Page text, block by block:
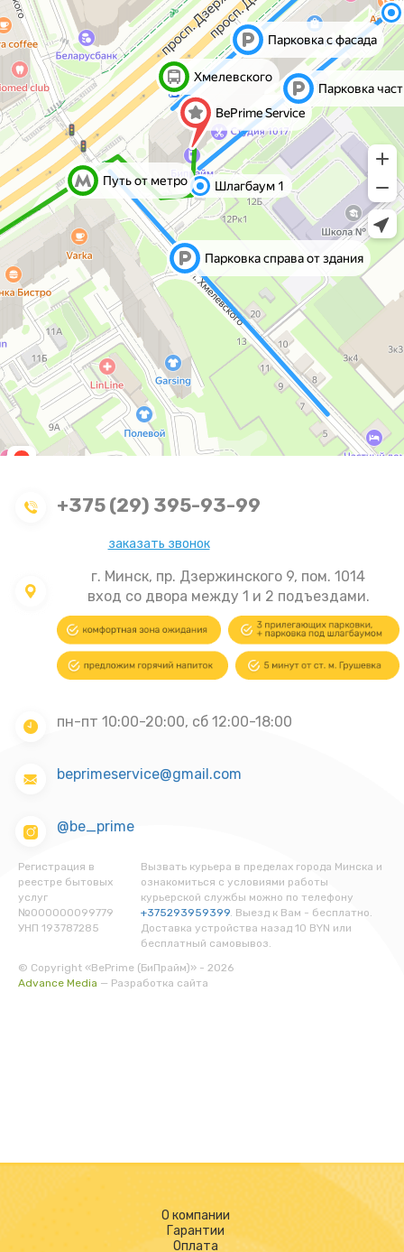
Отправляя форму, высоглашаетесьс политикой обработки
персональных данных
+375 (29) 395-93-99
заказать звонок
г. Минск, пр. Дзержинского 9, пом. 1014
вход со двора между 1 и 2 подъездами.
пн-пт 10:00-20:00, сб 12:00-18:00
beprimeservice@gmail.com
@be_prime
Регистрация в
реестре бытовых
услуг
№000000099779
УНП 193787285
Вызвать курьера в пределах города Минска и
ознакомиться с условиями работы
курьерской службы можно по телефону
+375293959399. Выезд к Вам - бесплатно.
Доставка устройства назад 10 BYN или
бесплатный самовывоз.
© Copyright «BePrime (БиПрайм)» - 2026
Advance Media — Разработка сайта
О компании
Гарантии
Оплата